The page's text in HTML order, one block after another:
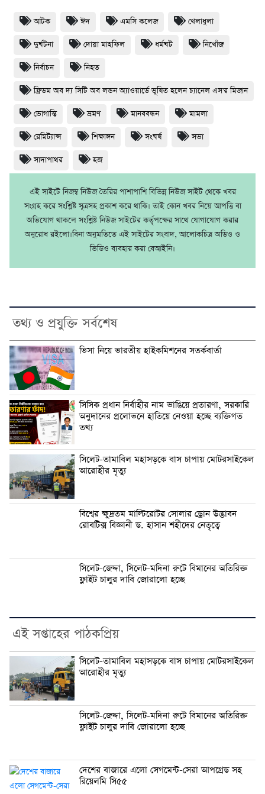
আটক ঈদ এমসি কলেজ খেলাধুলা
দুর্ঘটনা দোয়া মাহফিল ধর্মঘট নিখোঁজ
নির্বাচন নিহত
ফ্রিডম অব দ্য সিটি অব লন্ডন অ্যাওয়ার্ডে ভূষিত হলেন চ্যানেল এস'র মিজান
ভোগান্তি ভ্রমণ মানববন্ধন মামলা
রেমিট্যান্স শিক্ষাঙ্গন সংঘর্ষ সভা
সাদাপাথর হজ
এই সাইটে নিজম্ব নিউজ তৈরির পাশাপাশি বিভিন্ন নিউজ সাইট থেকে খবর
সংগ্রহ করে সংশ্লিষ্ট সূত্রসহ প্রকাশ করে থাকি। তাই কোন খবর নিয়ে আপত্তি বা
অভিযোগ থাকলে সংশ্লিষ্ট নিউজ সাইটের কর্তৃপক্ষের সাথে যোগাযোগ করার
অনুরোধ রইলো।বিনা অনুমতিতে এই সাইটের সংবাদ, আলোকচিত্র অডিও ও
ভিডিও ব্যবহার করা বেআইনি।
তথ্য ও প্রযুক্তি সর্বশেষ
ভিসা নিয়ে ভারতীয় হাইকমিশনের সতর্কবার্তা
সিসিক প্রধান নির্বাহীর নাম ভাঙিয়ে প্রতারণা, সরকারি
অনুদানের প্রলোভনে হাতিয়ে নেওয়া হচ্ছে ব্যক্তিগত
তথ্য
সিলেট-তামাবিল মহাসড়কে বাস চাপায় মোটরসাইকেল
আরোহীর মৃত্যু
বিশ্বের ক্ষুদ্রতম মাল্টিরোটর সোলার ড্রোন উদ্ভাবন
রোবটিক্স বিজ্ঞানী ড. হাসান শহীদের নেতৃত্বে
সিলেট-জেদ্দা, সিলেট-মদিনা রুটে বিমানের অতিরিক্ত
ফ্লাইট চালুর দাবি জোরালো হচ্ছে
এই সপ্তাহের পাঠকপ্রিয়
সিলেট-তামাবিল মহাসড়কে বাস চাপায় মোটরসাইকেল
আরোহীর মৃত্যু
সিলেট-জেদ্দা, সিলেট-মদিনা রুটে বিমানের অতিরিক্ত
ফ্লাইট চালুর দাবি জোরালো হচ্ছে
দেশের বাজারে এলো সেগমেন্ট-সেরা আপগ্রেড সহ
রিয়েলমি সি৫৫